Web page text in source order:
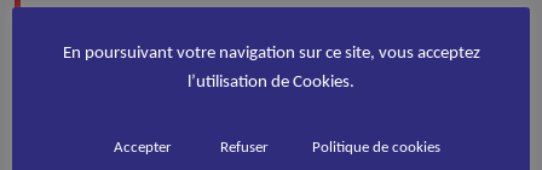
Seconde mi-temps : le réveil Tchèque
Les joueuses de l’Est reviennent de la pause avec la ferme
intention de recoller au score. Durant plusieurs minutes, elle
En poursuivant votre navigation sur ce site, vous acceptez
l’utilisation de Cookies.
Accepter Refuser Politique de cookies